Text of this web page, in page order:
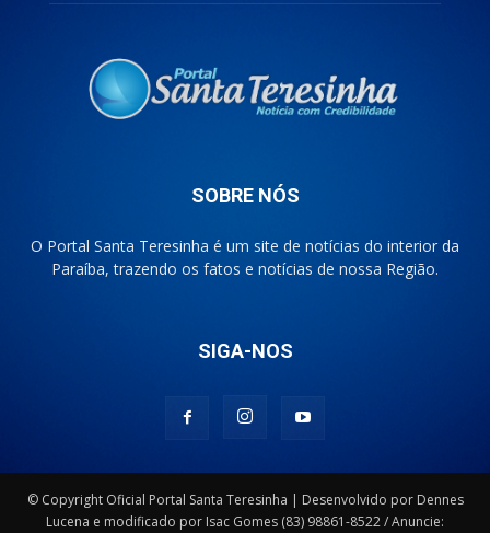
SOBRE NÓS
O Portal Santa Teresinha é um site de notícias do interior da
Paraíba, trazendo os fatos e notícias de nossa Região.
SIGA-NOS
© Copyright Oficial Portal Santa Teresinha | Desenvolvido por Dennes
Lucena e modificado por Isac Gomes (83) 98861-8522 / Anuncie: